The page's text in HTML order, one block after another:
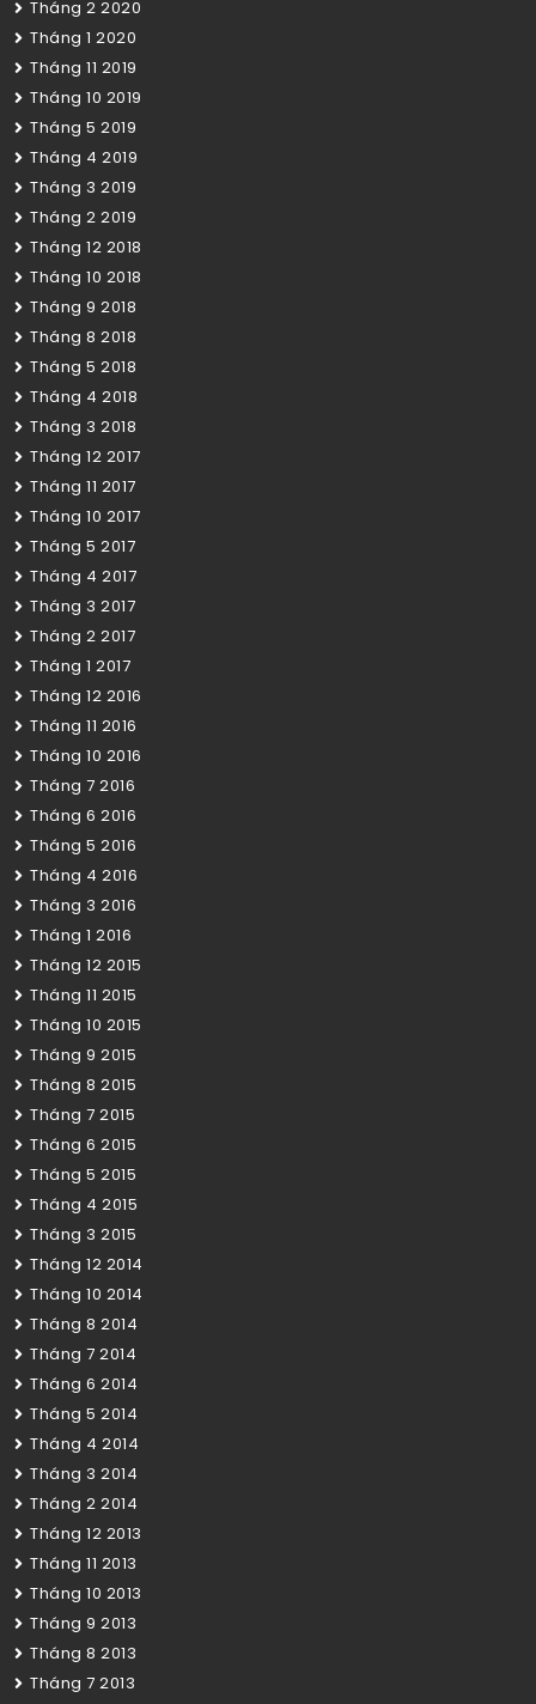
Tháng 2 2020
Tháng 1 2020
Tháng 11 2019
Tháng 10 2019
Tháng 5 2019
Tháng 4 2019
Tháng 3 2019
Tháng 2 2019
Tháng 12 2018
Tháng 10 2018
Tháng 9 2018
Tháng 8 2018
Tháng 5 2018
Tháng 4 2018
Tháng 3 2018
Tháng 12 2017
Tháng 11 2017
Tháng 10 2017
Tháng 5 2017
Tháng 4 2017
Tháng 3 2017
Tháng 2 2017
Tháng 1 2017
Tháng 12 2016
Tháng 11 2016
Tháng 10 2016
Tháng 7 2016
Tháng 6 2016
Tháng 5 2016
Tháng 4 2016
Tháng 3 2016
Tháng 1 2016
Tháng 12 2015
Tháng 11 2015
Tháng 10 2015
Tháng 9 2015
Tháng 8 2015
Tháng 7 2015
Tháng 6 2015
Tháng 5 2015
Tháng 4 2015
Tháng 3 2015
Tháng 12 2014
Tháng 10 2014
Tháng 8 2014
Tháng 7 2014
Tháng 6 2014
Tháng 5 2014
Tháng 4 2014
Tháng 3 2014
Tháng 2 2014
Tháng 12 2013
Tháng 11 2013
Tháng 10 2013
Tháng 9 2013
Tháng 8 2013
Tháng 7 2013